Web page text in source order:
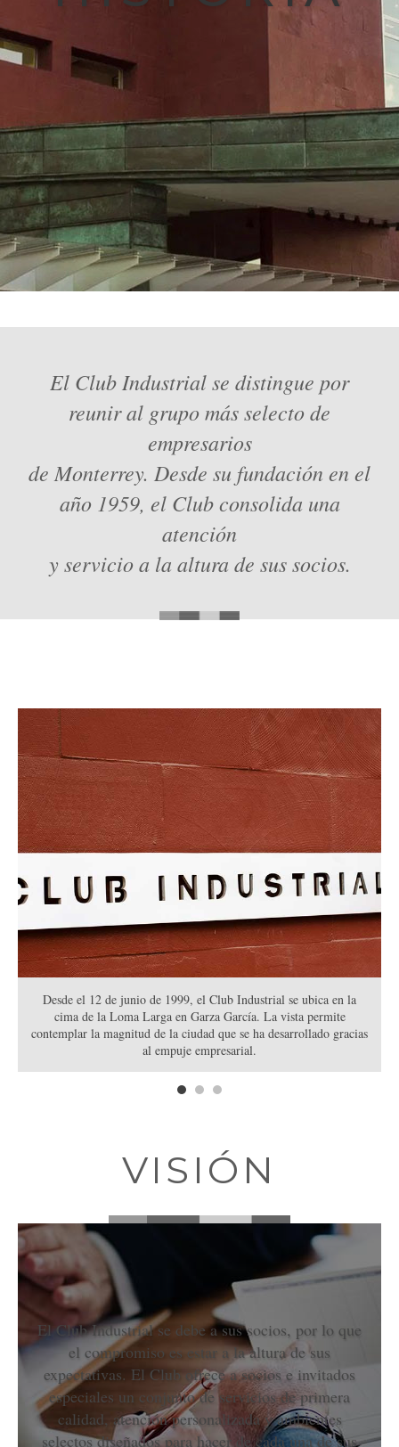
El Club Industrial se distingue por
reunir al grupo más selecto de
empresarios
de Monterrey. Desde su fundación en el
año 1959, el Club consolida una
atención
y servicio a la altura de sus socios.
Desde el 12 de junio de 1999, el Club Industrial se ubica en la
cima de la Loma Larga en Garza García. La vista permite
contemplar la magnitud de la ciudad que se ha desarrollado gracias
al empuje empresarial.
El diseño arquitectónico del Club Industrial destaca por su
sobriedad, con espectaculares vistas y ambientes ideales para
celebrar exclusivas reuniones de negocios así como memorables
eventos sociales.
Flanqueado por imponentes paisajes naturales de la Sierra Madre y
La Huasteca, el Club Industrial es el lugar indicado para
relacionarse entre las personas más influyentes de la ciudad.
VISIÓN
El Club Industrial se debe a sus socios, por lo que
el compromiso es estar a la altura de sus
expectativas. El Club ofrece a socios e invitados
especiales un conjunto de servicios de primera
calidad, atención personalizada y ambientes
selectos diseñados para hacer de cada una de sus